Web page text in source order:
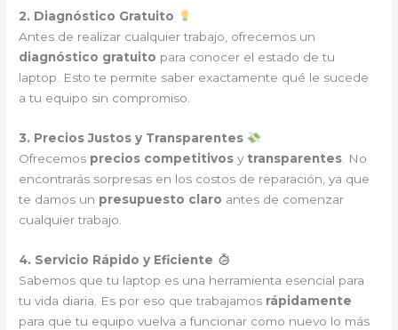
2. Diagnóstico Gratuito
Antes de realizar cualquier trabajo, ofrecemos un
diagnóstico gratuito para conocer el estado de tu
laptop. Esto te permite saber exactamente qué le sucede
a tu equipo sin compromiso.
3. Precios Justos y Transparentes
Ofrecemos precios competitivos y transparentes . No
encontrarás sorpresas en los costos de reparación, ya que
te damos un presupuesto claro antes de comenzar
cualquier trabajo.
4. Servicio Rápido y Eficiente
Sabemos que tu laptop es una herramienta esencial para
tu vida diaria. Es por eso que trabajamos rápidamente
para que tu equipo vuelva a funcionar como nuevo lo más